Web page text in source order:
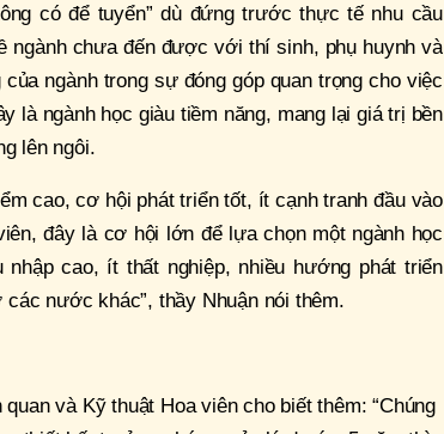
có để tuyển” dù đứng trước thực tế nhu cầu
ngành chưa đến được với thí sinh, phụ huynh và
ngành trong sự đóng góp quan trọng cho việc
là ngành học giàu tiềm năng, mang lại giá trị bền
lên ngôi.
cao, cơ hội phát triển tốt, ít cạnh tranh đầu vào
đây là cơ hội lớn để lựa chọn một ngành học
cao, ít thất nghiệp, nhiều hướng phát triển
nước khác”, thầy Nhuận nói thêm.
và Kỹ thuật Hoa viên cho biết thêm: “Chúng